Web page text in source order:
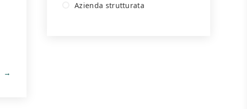
Azienda strutturata